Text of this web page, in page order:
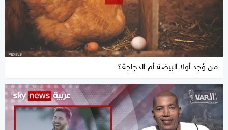
من وُجد أولا البيضة أم الدجاجة؟